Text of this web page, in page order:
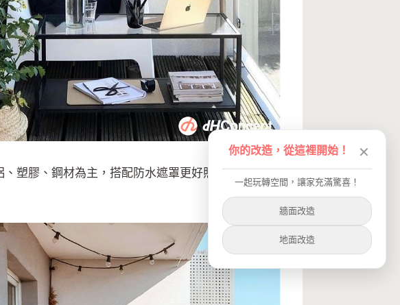
塑膠、鋼材為主，搭配防水遮罩更好照顧，讓家具
你的改造，從這裡開始！ ✕
一起玩轉空間，讓家充滿驚喜！
牆面改造
地面改造